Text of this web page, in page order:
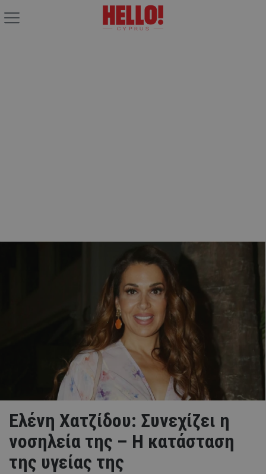
Ελένη Χατζίδου: Συνεχίζει η
νοσηλεία της – Η κατάσταση
της υγείας της